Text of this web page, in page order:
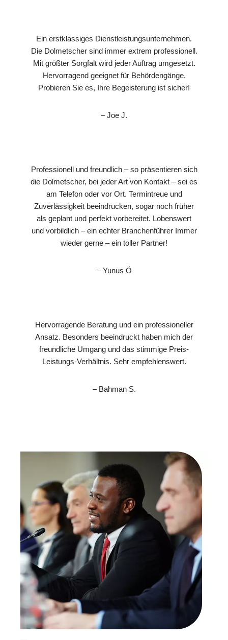
Ein erstklassiges Dienstleistungsunternehmen.
Die Dolmetscher sind immer extrem professionell.
Mit größter Sorgfalt wird jeder Auftrag umgesetzt.
Hervorragend geeignet für Behördengänge.
Probieren Sie es, Ihre Begeisterung ist sicher!
– Joe J.
Professionell und freundlich – so präsentieren sich
die Dolmetscher, bei jeder Art von Kontakt – sei es
am Telefon oder vor Ort. Termintreue und
Zuverlässigkeit beeindrucken, sogar noch früher
als geplant und perfekt vorbereitet. Lobenswert
und vorbildlich – ein echter Branchenführer Immer
wieder gerne – ein toller Partner!
– Yunus Ö
Hervorragende Beratung und ein professioneller
Ansatz. Besonders beeindruckt haben mich der
freundliche Umgang und das stimmige Preis-
Leistungs-Verhältnis. Sehr empfehlenswert.
– Bahman S.